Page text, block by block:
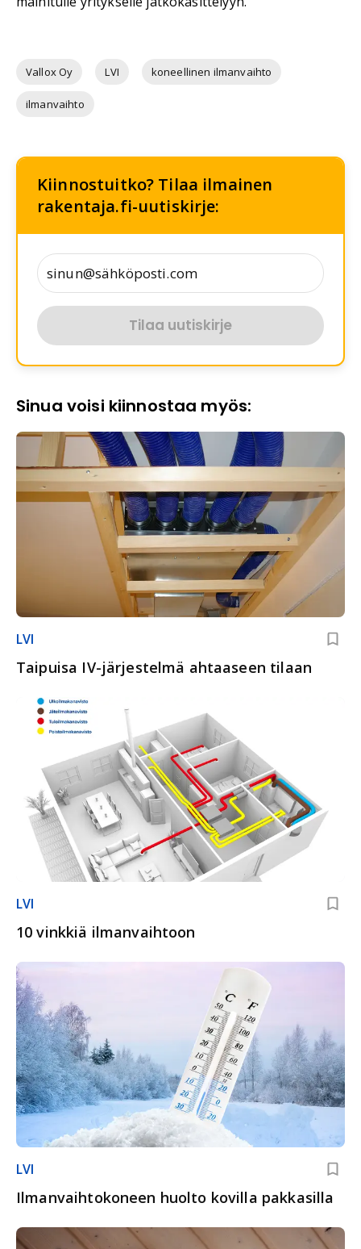
Vallox Oy LVI koneellinen ilmanvaihto
ilmanvaihto
Kiinnostuitko? Tilaa ilmainen
rakentaja.fi-uutiskirje:
Tilaa uutiskirje
Sinua voisi kiinnostaa myös:
LVI
Taipuisa IV-järjestelmä ahtaaseen tilaan
LVI
10 vinkkiä ilmanvaihtoon
LVI
Ilmanvaihtokoneen huolto kovilla pakkasilla